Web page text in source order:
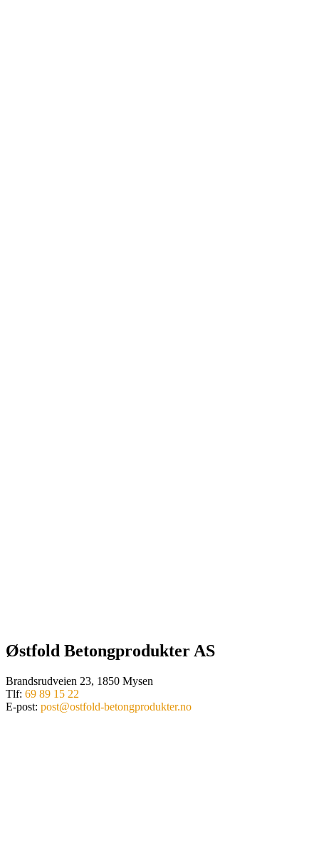
Østfold Betongprodukter AS
Brandsrudveien 23, 1850 Mysen
Tlf: 69 89 15 22
E-post: post@ostfold-betongprodukter.no